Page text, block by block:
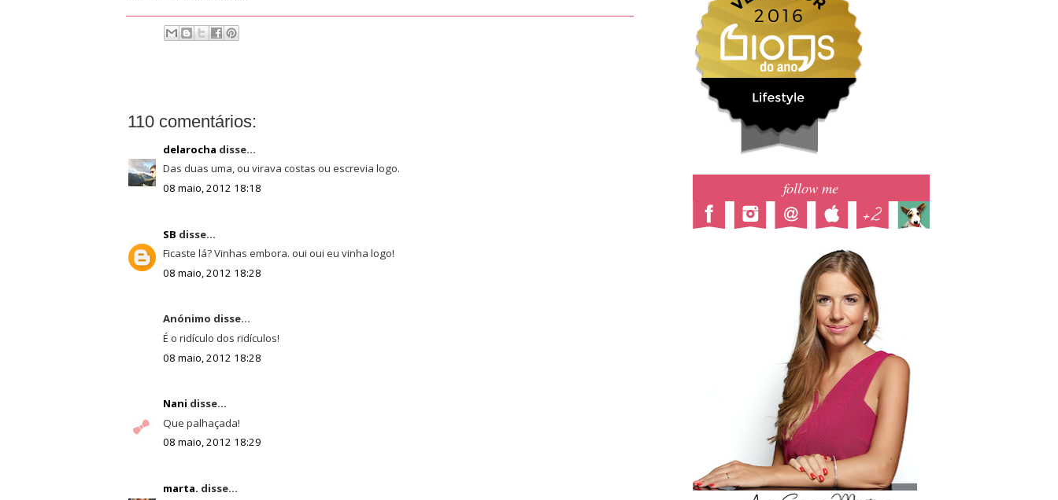
110 comentários:
delarocha disse...
Das duas uma, ou virava costas ou escrevia logo.
08 maio, 2012 18:18
SB disse...
Ficaste lá? Vinhas embora. oui oui eu vinha logo!
08 maio, 2012 18:28
Anónimo disse...
É o ridículo dos ridículos!
08 maio, 2012 18:28
Nani disse...
Que palhaçada!
08 maio, 2012 18:29
marta. disse...
follow me